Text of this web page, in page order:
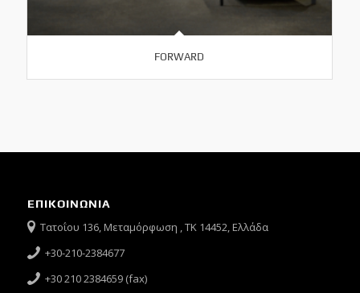
FORWARD
ΕΠΙΚΟΙΝΩΝΙΑ
Τατοΐου 136, Μεταμόρφωση , ΤΚ 14452, Ελλάδα
+30-210-2384677
+30 210 2384659 (fax)